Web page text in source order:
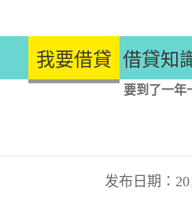
我要借貸 借貸知
要到了一年
发布日期：